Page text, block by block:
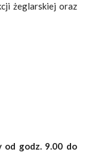
żeglarskiej oraz
od godz. 9.00 do